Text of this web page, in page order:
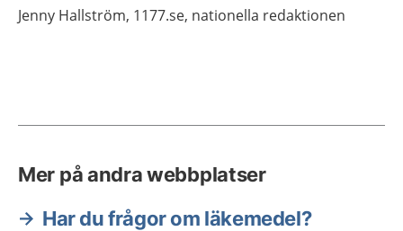
Jenny Hallström, 1177.se, nationella redaktionen
Mer på andra webbplatser
Har du frågor om läkemedel?